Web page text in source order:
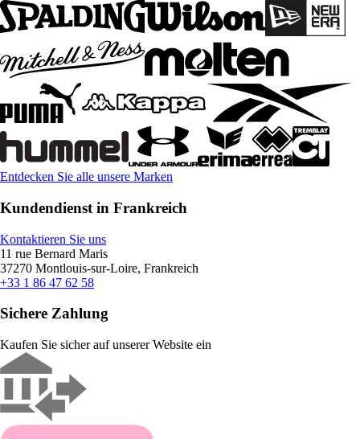
Entdecken Sie alle unsere Marken
Kundendienst in Frankreich
Kontaktieren Sie uns
11 rue Bernard Maris
37270 Montlouis-sur-Loire, Frankreich
+33 1 86 47 62 58
Sichere Zahlung
Kaufen Sie sicher auf unserer Website ein